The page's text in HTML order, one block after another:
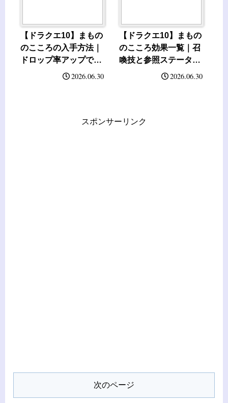
【ドラクエ10】まもの
のこころの入手方法｜
ドロップ率アップで集
2026.06.30
【ドラクエ10】まもの
のこころ効果一覧｜召
喚技と参照ステータス
2026.06.30
スポンサーリンク
次のページ